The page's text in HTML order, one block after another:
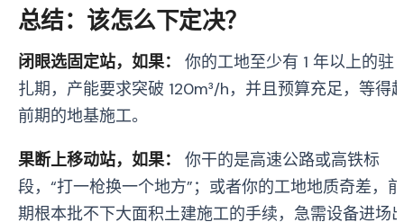
总结：该怎么下定决？
闭眼选固定站，如果：
你的工地至少有 1 年以上的驻
扎期，产能要求突破 120m³/h，并且预算充足，等得
前期的地基施工。
果断上移动站，如果：
你干的是高速公路或高铁标
段，“打一枪换一个地方”；或者你的工地地质奇差，前
期根本批不下大面积土建施工的手续，急需设备进场